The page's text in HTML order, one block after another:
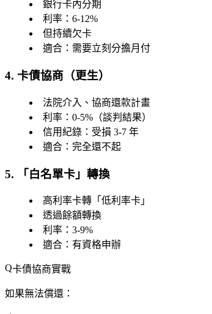
銀行卡內分期
利率：6-12%
但持續欠卡
適合：需要立刻分擔月付
4. 卡債協商（更生）
法院介入、協商還款計畫
利率：0-5%（談判結果）
信用紀錄：受損 3-7 年
適合：完全還不起
5. 「白名單卡」轉換
高利率卡轉「低利率卡」
透過餘額轉換
利率：3-9%
適合：有資格申辦
卡債協商實戰
如果無法償還：